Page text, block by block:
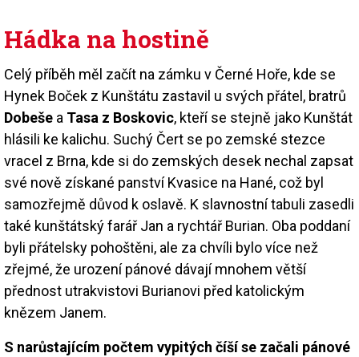
Hádka na hostině
Celý příběh měl začít na zámku v Černé Hoře, kde se
Hynek Boček z Kunštátu zastavil u svých přátel, bratrů
Dobeše a Tasa z Boskovic, kteří se stejně jako Kunštát
hlásili ke kalichu. Suchý Čert se po zemské stezce
vracel z Brna, kde si do zemských desek nechal zapsat
své nově získané panství Kvasice na Hané, což byl
samozřejmě důvod k oslavě. K slavnostní tabuli zasedli
také kunštátský farář Jan a rychtář Burian. Oba poddaní
byli přátelsky pohoštěni, ale za chvíli bylo více než
zřejmé, že urození pánové dávají mnohem větší
přednost utrakvistovi Burianovi před katolickým
knězem Janem.
S narůstajícím počtem vypitých číší se začali pánové